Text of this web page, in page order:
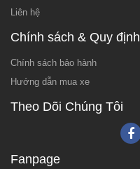
Liên hệ
Chính sách & Quy định
Chính sách bảo hành
Hướng dẫn mua xe
Theo Dõi Chúng Tôi
Fanpage